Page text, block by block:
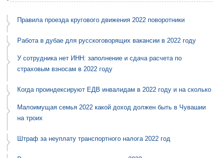
Правила проезда кругового движения 2022 поворотники
Работа в дубае для русскоговорящих вакансии в 2022 году
У сотрудника нет ИНН: заполнение и сдача расчета по
страховым взносам в 2022 году
Когда проиндексируют ЕДВ инвалидам в 2022 году и на сколько
Малоимущая семья 2022 какой доход должен быть в Чувашии
на троих
Штраф за неуплату транспортного налога 2022 год